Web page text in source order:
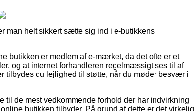
man helt sikkert sætte sig ind i e-butikkens
butikken er medlem af e-mærket, da det ofte er et
og at internet forhandleren regelmæssigt ses til af
tilbydes du lejlighed til støtte, når du møder besvær i
til de mest vedkommende forhold der har indvirkning
butikken tilbyder. På grund af dette er det virkelig